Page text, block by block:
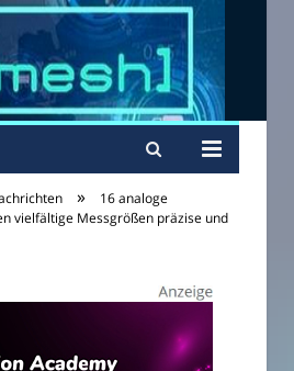
»
16 analoge
vielfältige Messgrößen präzise und